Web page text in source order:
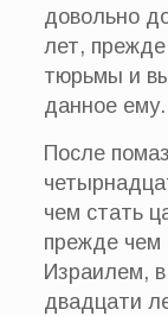
довольно
лет, прежде
тюрьмы и
данное ему.
После
чем стать
прежде чем
Израилем,
двадцати